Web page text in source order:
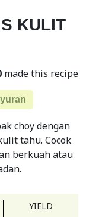
KULIT
made this recipe
choy dengan
tahu. Cocok
berkuah atau
YIELD